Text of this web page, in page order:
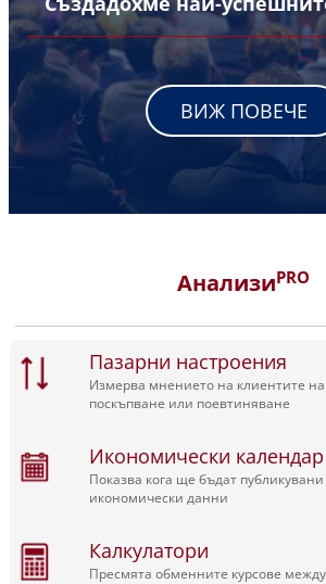
ВИЖ ПОВЕЧЕ
АнализиPRO
Пазарни настроения
Измерва мнението на клиентите
поскъпване или поевтиняване
Икономически календар
Показва кога ще бъдат
икономически данни
Калкулатори
Пресмята обменните курсове